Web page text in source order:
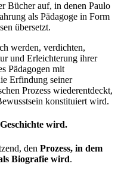
Bücher auf, in denen Paulo
als Pädagoge in Form
übersetzt.
werden, verdichten,
und Erleichterung ihrer
Pädagogen mit
Erfindung seiner
Prozess wiederentdeckt,
konstituiert wird.
wird.
den Prozess, in dem
Biografie wird.